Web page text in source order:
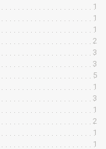
1
1
1
2
3
3
5
1
3
1
2
1
1